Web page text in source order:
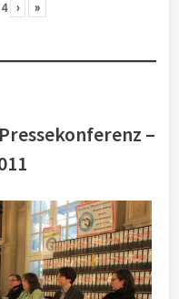
4 › »
–